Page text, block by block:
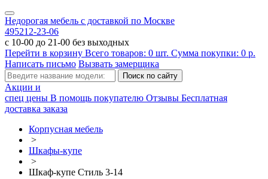
Недорогая мебель с доставкой по Москве
495212-23-06
с 10-00 до 21-00 без выходных
Перейти в корзину Всего товаров: 0 шт. Сумма покупки: 0 р.
Написать письмо Вызвать замерщика
Акции и
спец цены В помощь покупателю Отзывы Бесплатная
доставка заказа
Корпусная мебель
>
Шкафы-купе
>
Шкаф-купе Стиль 3-14